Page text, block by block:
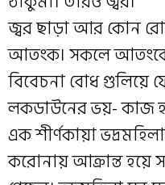
জ্বর ছাড়া আর কোন
আতংক। সকলে আতংকে
বিবেচনা বোধ গুলিয়ে
লকডাউনের ভয়- কাজ
এক শীর্ণকায়া
করোনায় আক্রান্ত হয়ে